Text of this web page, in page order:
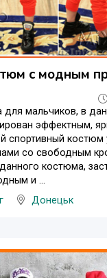
с модным
мальчиков, в
эффектным,
спортивный костюм
со свободным
костюма,
и ...
Донецьк